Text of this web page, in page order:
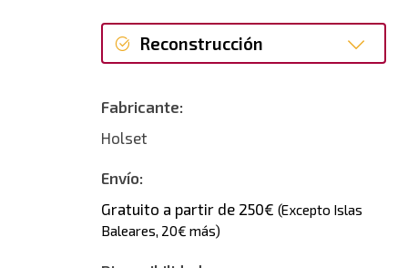
Reconstrucción
Fabricante:
Holset
Envío:
Gratuito a partir de 250€ (Excepto Islas
Baleares, 20€ más)